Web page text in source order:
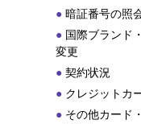
暗証番号の照
国際ブランド
変更
契約状況
クレジットカ
その他カード